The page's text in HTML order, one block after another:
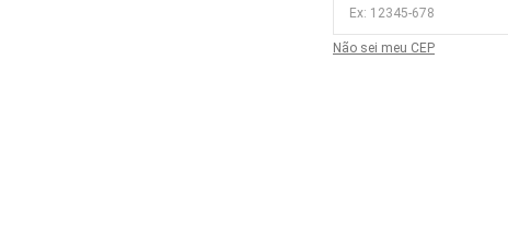
Não sei meu CEP